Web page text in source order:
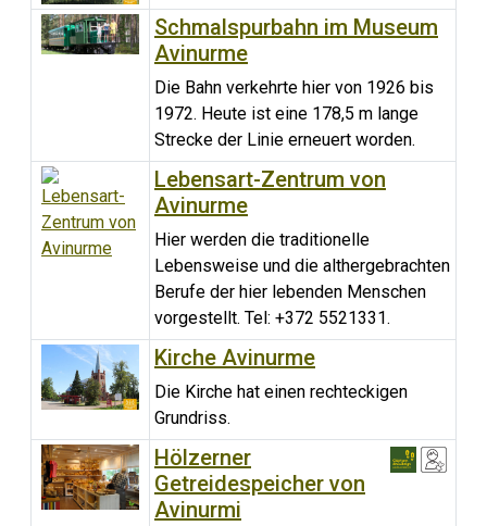
Schmalspurbahn im Museum
Avinurme
Die Bahn verkehrte hier von 1926 bis
1972. Heute ist eine 178,5 m lange
Strecke der Linie erneuert worden.
Lebensart-Zentrum von
Avinurme
Hier werden die traditionelle
Lebensweise und die althergebrachten
Berufe der hier lebenden Menschen
vorgestellt. Tel: +372 5521331.
Kirche Avinurme
Die Kirche hat einen rechteckigen
Grundriss.
Hölzerner
Getreidespeicher von
Avinurmi